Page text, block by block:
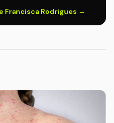
Francisca Rodrigues →